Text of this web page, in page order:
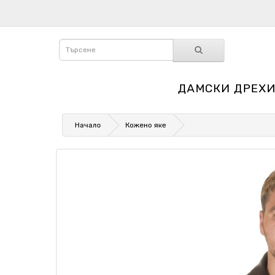
ДАМСКИ ДРЕХИ
Начало Кожено яке